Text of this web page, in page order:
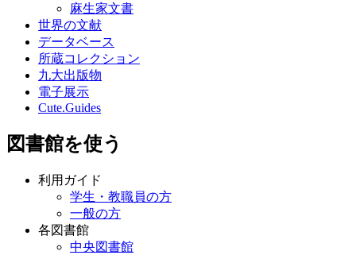
麻生家文書
世界の文献
データベース
所蔵コレクション
九大出版物
電子展示
Cute.Guides
図書館を使う
利用ガイド
学生・教職員の方
一般の方
各図書館
中央図書館